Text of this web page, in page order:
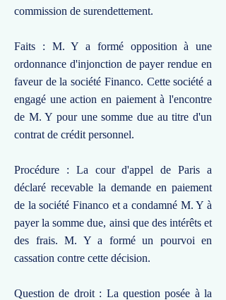
commission de surendettement.
Faits : M. Y a formé opposition à une
ordonnance d'injonction de payer rendue en
faveur de la société Financo. Cette société a
engagé une action en paiement à l'encontre
de M. Y pour une somme due au titre d'un
contrat de crédit personnel.
Procédure : La cour d'appel de Paris a
déclaré recevable la demande en paiement
de la société Financo et a condamné M. Y à
payer la somme due, ainsi que des intérêts et
des frais. M. Y a formé un pourvoi en
cassation contre cette décision.
Question de droit : La question posée à la